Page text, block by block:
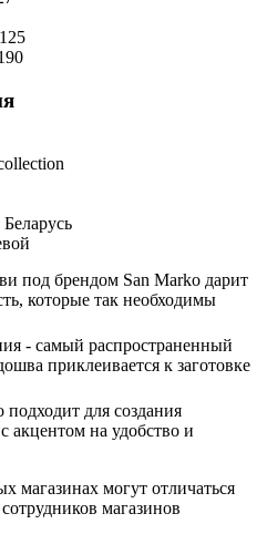
125
Беларусь
под брендом San Marko дарит
которые так необходимы
- самый распространенный
приклеивается к заготовке
для создания
акцентом на удобство и
магазинах могут отличаться
магазинов